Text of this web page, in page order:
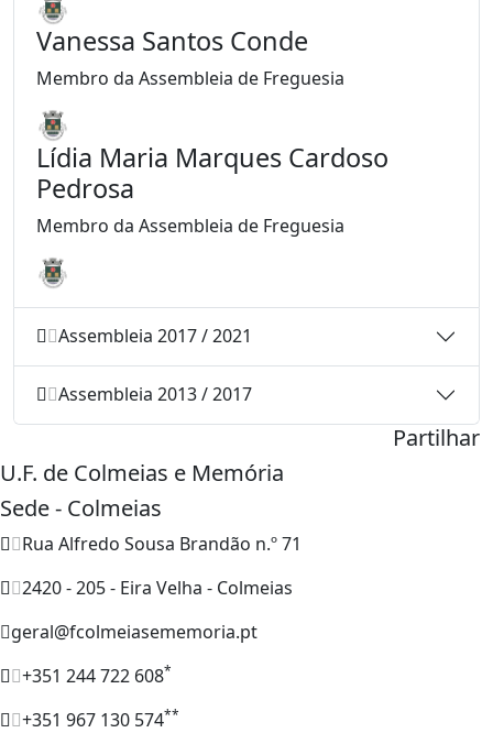
Vanessa Santos Conde
Membro da Assembleia de Freguesia
Lídia Maria Marques Cardoso
Pedrosa
Membro da Assembleia de Freguesia
Assembleia 2017 / 2021
Assembleia 2013 / 2017
Partilhar
U.F. de Colmeias e Memória
Sede - Colmeias
Rua Alfredo Sousa Brandão n.º 71
2420 - 205 - Eira Velha - Colmeias
geral@fcolmeiasememoria.pt
+351 244 722 608*
+351 967 130 574**